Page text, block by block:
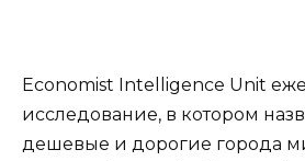
Economist Intelligence Unit
исследование, в котором
дешевые и дорогие города